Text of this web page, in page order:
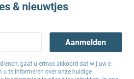
& nieuwtjes
Aanmelden
gaat u ermee akkoord dat wij uw e-
u te informeren over onze huidige